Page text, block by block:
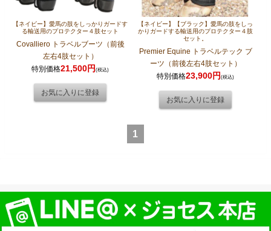
【ネイビー】愛馬の肢をしっかりガードす
る輸送用のプロテクター４肢セット
Covalliero トラベルブーツ（前後
左右4肢セット）
特別価格21,500円(税込)
【ネイビー】【ブラック】愛馬の肢をしっ
かりガードする輸送用のプロテクター４肢
セット。
Premier Equine トラベルテック ブ
ーツ（前後左右4肢セット）
特別価格23,900円(税込)
1